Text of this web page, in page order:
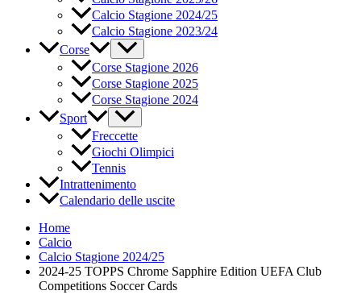
Calcio Stagione 2024/25
Calcio Stagione 2023/24
Corse
Corse Stagione 2026
Corse Stagione 2025
Corse Stagione 2024
Sport
Freccette
Giochi Olimpici
Tennis
Intrattenimento
Calendario delle uscite
Home
Calcio
Calcio Stagione 2024/25
2024-25 TOPPS Chrome Sapphire Edition UEFA Club
Competitions Soccer Cards